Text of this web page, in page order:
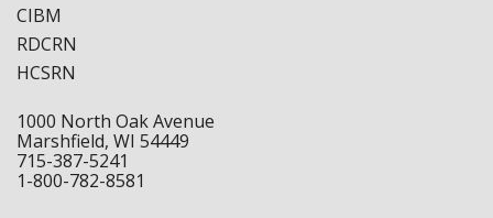
CIBM
RDCRN
HCSRN
1000 North Oak Avenue
Marshfield, WI 54449
715-387-5241
1-800-782-8581